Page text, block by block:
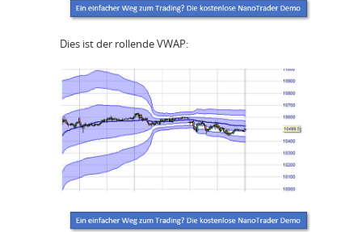
Dies ist der rollende VWAP: